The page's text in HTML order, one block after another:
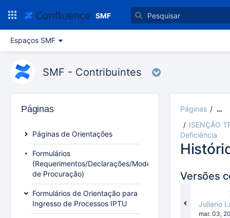
para
principal
assistive.skiplink.to.header.menu
assistive.skiplink.to.action.menu
SMF
Espaços SMF
SMF - Contribuintes
Páginas …
ISENÇÃO
Deficiência
Versões
Juliano
Gravado
mar. 03,
Páginas
Páginas de Orientações
Formulários
(Requerimentos/Declarações/Modelo
de Procuração)
Formulários de Orientação para
Ingresso de Processos IPTU